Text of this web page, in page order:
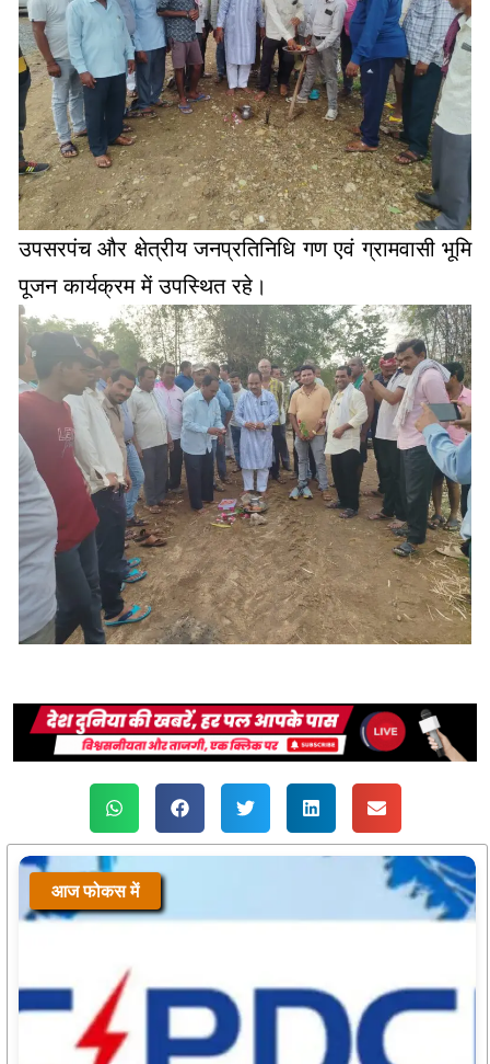
उपसरपंच और क्षेत्रीय जनप्रतिनिधि गण एवं ग्रामवासी भूमि
पूजन कार्यक्रम में उपस्थित रहे।
आज फोकस में